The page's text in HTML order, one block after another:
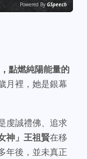
Powered By GSpeech
點燃純陽能量的
月裡，她是銀幕
虔誠禮佛、追求
神」王祖賢在移
年後，並未真正